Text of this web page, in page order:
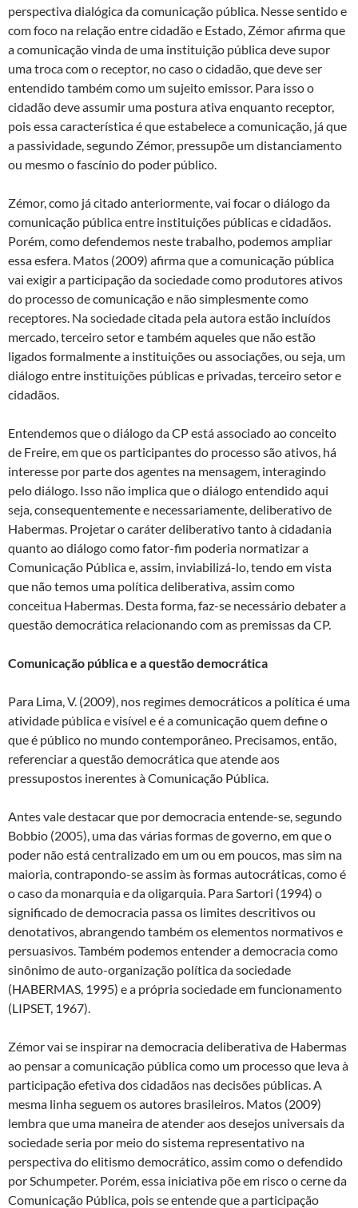
perspectiva dialógica da comunicação pública. Nesse sentido e
com foco na relação entre cidadão e Estado, Zémor afirma que
a comunicação vinda de uma instituição pública deve supor
uma troca com o receptor, no caso o cidadão, que deve ser
entendido também como um sujeito emissor. Para isso o
cidadão deve assumir uma postura ativa enquanto receptor,
pois essa característica é que estabelece a comunicação, já que
a passividade, segundo Zémor, pressupõe um distanciamento
ou mesmo o fascínio do poder público.
Zémor, como já citado anteriormente, vai focar o diálogo da
comunicação pública entre instituições públicas e cidadãos.
Porém, como defendemos neste trabalho, podemos ampliar
essa esfera. Matos (2009) afirma que a comunicação pública
vai exigir a participação da sociedade como produtores ativos
do processo de comunicação e não simplesmente como
receptores. Na sociedade citada pela autora estão incluídos
mercado, terceiro setor e também aqueles que não estão
ligados formalmente a instituições ou associações, ou seja, um
diálogo entre instituições públicas e privadas, terceiro setor e
cidadãos.
Entendemos que o diálogo da CP está associado ao conceito
de Freire, em que os participantes do processo são ativos, há
interesse por parte dos agentes na mensagem, interagindo
pelo diálogo. Isso não implica que o diálogo entendido aqui
seja, consequentemente e necessariamente, deliberativo de
Habermas. Projetar o caráter deliberativo tanto à cidadania
quanto ao diálogo como fator-fim poderia normatizar a
Comunicação Pública e, assim, inviabilizá-lo, tendo em vista
que não temos uma política deliberativa, assim como
conceitua Habermas. Desta forma, faz-se necessário debater a
questão democrática relacionando com as premissas da CP.
Comunicação pública e a questão democrática
Para Lima, V. (2009), nos regimes democráticos a política é uma
atividade pública e visível e é a comunicação quem define o
que é público no mundo contemporâneo. Precisamos, então,
referenciar a questão democrática que atende aos
pressupostos inerentes à Comunicação Pública.
Antes vale destacar que por democracia entende-se, segundo
Bobbio (2005), uma das várias formas de governo, em que o
poder não está centralizado em um ou em poucos, mas sim na
maioria, contrapondo-se assim às formas autocráticas, como é
o caso da monarquia e da oligarquia. Para Sartori (1994) o
significado de democracia passa os limites descritivos ou
denotativos, abrangendo também os elementos normativos e
persuasivos. Também podemos entender a democracia como
sinônimo de auto-organização política da sociedade
(HABERMAS, 1995) e a própria sociedade em funcionamento
(LIPSET, 1967).
Zémor vai se inspirar na democracia deliberativa de Habermas
ao pensar a comunicação pública como um processo que leva à
participação efetiva dos cidadãos nas decisões públicas. A
mesma linha seguem os autores brasileiros. Matos (2009)
lembra que uma maneira de atender aos desejos universais da
sociedade seria por meio do sistema representativo na
perspectiva do elitismo democrático, assim como o defendido
por Schumpeter. Porém, essa iniciativa põe em risco o cerne da
Comunicação Pública, pois se entende que a participação